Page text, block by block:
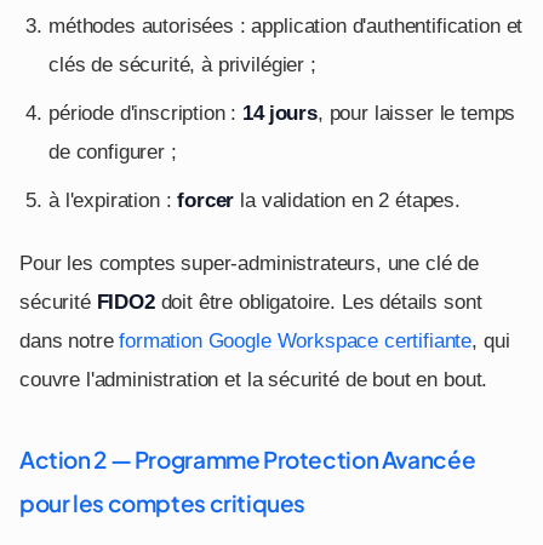
méthodes autorisées : application d'authentification et
clés de sécurité, à privilégier ;
période d'inscription : 14 jours, pour laisser le temps
de configurer ;
à l'expiration :forcer la validation en 2 étapes.
Pour les comptes super-administrateurs, une clé de
sécurité FIDO2doit être obligatoire. Les détails sont
dans notreformation Google Workspace certifiante, qui
couvre l'administration et la sécurité de bout en bout.
Action 2 — Programme Protection Avancée
pour les comptes critiques